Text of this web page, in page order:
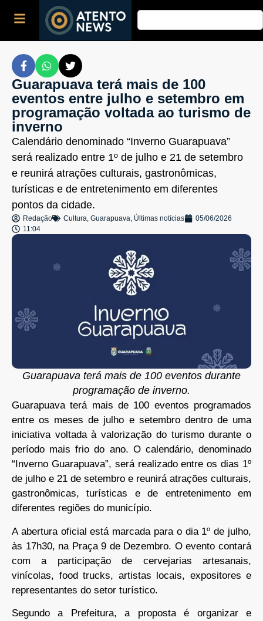
Guarapuava terá mais de 100
eventos entre julho e setembro em
programação voltada ao turismo de
inverno
Calendário denominado “Inverno Guarapuava”
será realizado entre 1º de julho e 21 de setembro
e reunirá atrações culturais, gastronômicas,
turísticas e de entretenimento em diferentes
pontos da cidade.
Redação Cultura, Guarapuava, Últimas notícias
05/06/2026
11:04
Guarapuava terá mais de 100 eventos durante
programação de inverno.
Guarapuava terá mais de 100 eventos programados
entre os meses de julho e setembro dentro de uma
iniciativa voltada à valorização do turismo durante o
período mais frio do ano. O calendário, denominado
“Inverno Guarapuava”, será realizado entre os dias 1º
de julho e 21 de setembro e reunirá atrações culturais,
gastronômicas, turísticas e de entretenimento em
diferentes regiões do município.
A abertura oficial está marcada para o dia 1º de julho,
às 17h30, na Praça 9 de Dezembro. O evento contará
com a participação de cervejarias artesanais,
vinícolas, food trucks, artistas locais, expositores e
representantes do setor turístico.
Segundo a Prefeitura, a proposta é organizar e